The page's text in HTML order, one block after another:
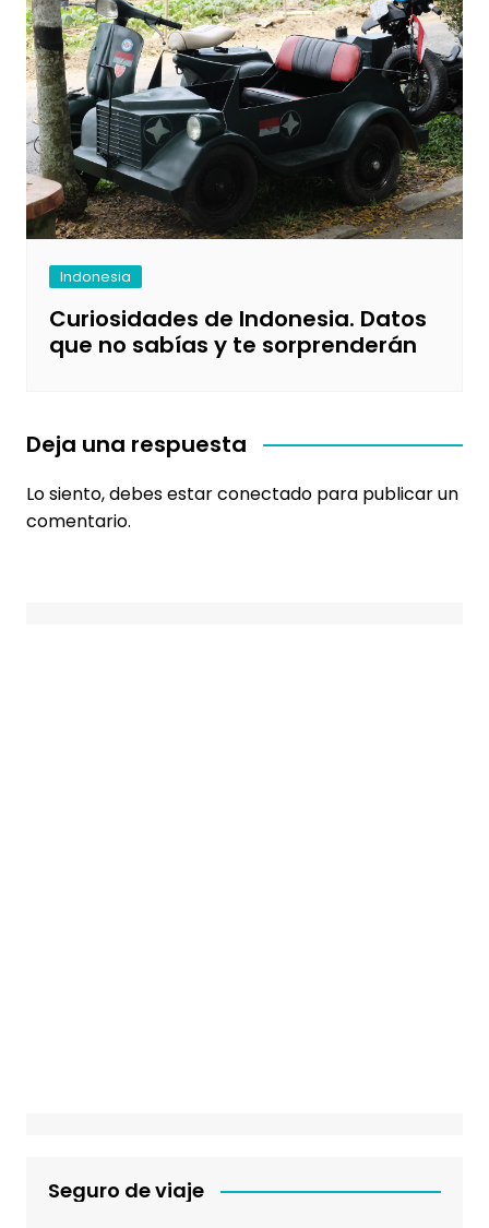
Indonesia
Curiosidades de Indonesia. Datos
que no sabías y te sorprenderán
Deja una respuesta
Lo siento, debes estarconectadopara publicar un
comentario.
Seguro de viaje